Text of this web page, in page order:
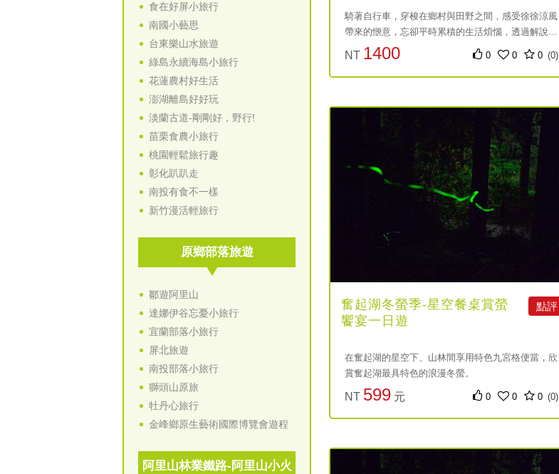
食在好屏小旅行
南國小藝思
台東樂山水旅遊
綠島永續海島小旅行
花蓮農村好生活
澎湖離島好好玩
淡蘭古道-剛剛好，野行!
苗栗食農小旅行
桃園輕鬆旅行趣
彰化趴趴走
南投有食不一樣
新竹漫活輕旅行
原鄉部落旅遊
鄒遊阿里山
達娜伊谷忘憂小旅行
宜蘭部落小旅行
屏北旅遊
南投部落小旅行
獅頭山原旅
牡丹心旅行
金峰鄉原生藝術國際博覽會遊程
阿里山林業鐵路-阿里山小火
騎著自行車，穿梭在鄉村與田野之間，感受徐徐涼風
帶來的愜意，忘卻平時累積的生活煩惱，透過解說人
員導覽，了解舊時竹崎的產業文化以及鹿麻產車站及
NT 1400
元
0 0 0 (0)
奮起湖冬螢季-星空餐桌賞螢
饗宴一日遊
點評
在奮起湖的星空下、山林間享用特色九宮格便當，欣
賞奮起湖最具特色的浪漫冬螢。
NT 599 元 0 0 0 (0)